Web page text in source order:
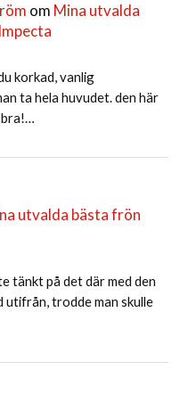
om Mina utvalda
korkad, vanlig
ta hela huvudet. den här
utvalda bästa frön
tänkt på det där med den
utifrån, trodde man skulle